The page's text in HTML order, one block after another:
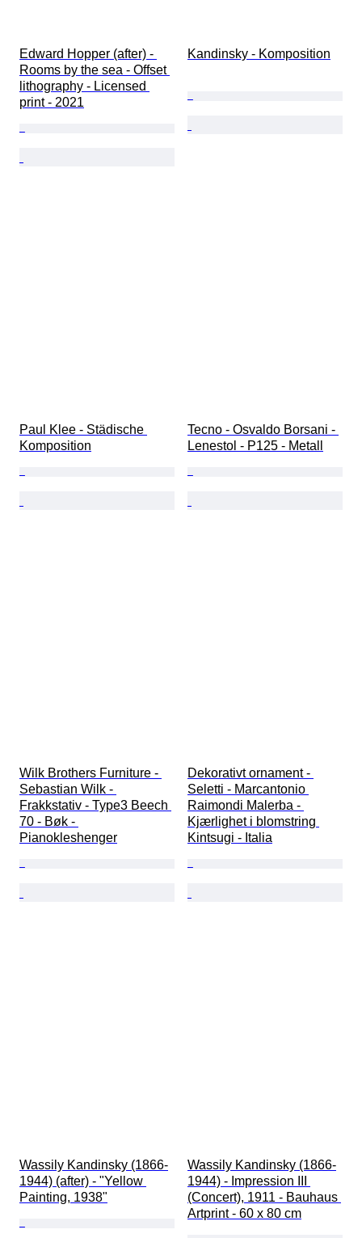
Edward Hopper (after) -
Rooms by the sea - Offset
lithography - Licensed
print - 2021
Kandinsky - Komposition
Paul Klee - Städische
Komposition
Tecno - Osvaldo Borsani -
Lenestol - P125 - Metall
Wilk Brothers Furniture -
Sebastian Wilk -
Frakkstativ - Type3 Beech
70 - Bøk -
Pianokleshenger
Dekorativt ornament -
Seletti - Marcantonio
Raimondi Malerba -
Kjærlighet i blomstring
Kintsugi - Italia
Wassily Kandinsky (1866-
1944) (after) - "Yellow
Painting, 1938"
Wassily Kandinsky (1866-
1944) - Impression III
(Concert), 1911 - Bauhaus
Artprint - 60 x 80 cm